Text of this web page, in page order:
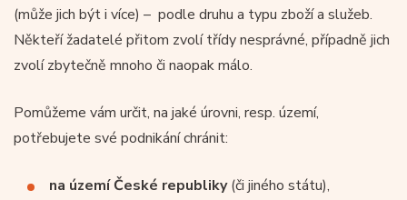
(může jich být i více) – podle druhu a typu zboží a služeb.
Někteří žadatelé přitom zvolí třídy nesprávné, případně jich
zvolí zbytečně mnoho či naopak málo.
Pomůžeme vám určit, na jaké úrovni, resp. území,
potřebujete své podnikání chránit:
na území České republiky(či jiného státu),